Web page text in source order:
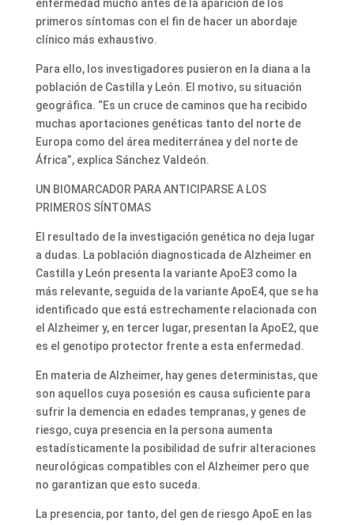
enfermedad mucho antes de la aparición de los
primeros síntomas con el fin de hacer un abordaje
clínico más exhaustivo.
Para ello, los investigadores pusieron en la diana a la
población de Castilla y León. El motivo, su situación
geográfica. “Es un cruce de caminos que ha recibido
muchas aportaciones genéticas tanto del norte de
Europa como del área mediterránea y del norte de
África”, explica Sánchez Valdeón.
UN BIOMARCADOR PARA ANTICIPARSE A LOS
PRIMEROS SÍNTOMAS
El resultado de la investigación genética no deja lugar
a dudas. La población diagnosticada de Alzheimer en
Castilla y León presenta la variante ApoE3 como la
más relevante, seguida de la variante ApoE4, que se ha
identificado que está estrechamente relacionada con
el Alzheimer y, en tercer lugar, presentan la ApoE2, que
es el genotipo protector frente a esta enfermedad.
En materia de Alzheimer, hay genes deterministas, que
son aquellos cuya posesión es causa suficiente para
sufrir la demencia en edades tempranas, y genes de
riesgo, cuya presencia en la persona aumenta
estadísticamente la posibilidad de sufrir alteraciones
neurológicas compatibles con el Alzheimer pero que
no garantizan que esto suceda.
La presencia, por tanto, del gen de riesgo ApoE en las